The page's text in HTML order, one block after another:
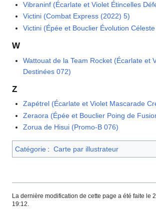
Vibraninf (Écarlate et Violet Étincelles
Victini (Combat Express (2022) 5)
Victini (Épée et Bouclier Évolution
W
Wattouat de la Team Rocket (Écarlate et
Destinées 072)
Z
Zapétrel (Écarlate et Violet Mascarade
Zeraora (Épée et Bouclier Poing de
Zorua de Hisui (Promo-B 076)
Catégorie : Carte par illustrateur
La dernière modification de cette page a été faite le
19:12.